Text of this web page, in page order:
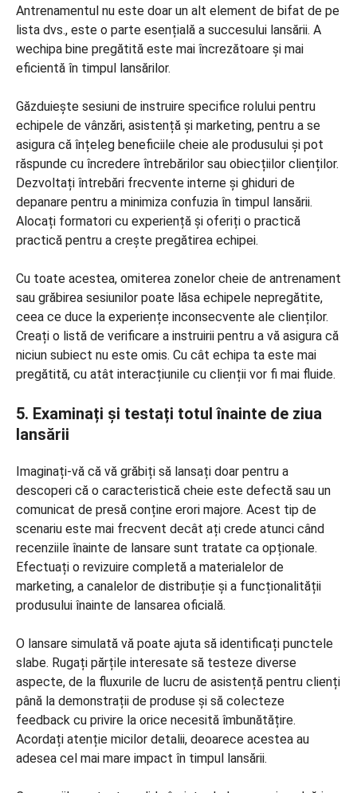
Antrenamentul nu este doar un alt element de bifat de pe
lista dvs., este o parte esențială a succesului lansării. A
wechipa bine pregătită este mai încrezătoare și mai
eficientă în timpul lansărilor.
Găzduiește sesiuni de instruire specifice rolului pentru
echipele de vânzări, asistență și marketing, pentru a se
asigura că înțeleg beneficiile cheie ale produsului și pot
răspunde cu încredere întrebărilor sau obiecțiilor clienților.
Dezvoltați întrebări frecvente interne și ghiduri de
depanare pentru a minimiza confuzia în timpul lansării.
Alocați formatori cu experiență și oferiți o practică
practică pentru a crește pregătirea echipei.
Cu toate acestea, omiterea zonelor cheie de antrenament
sau grăbirea sesiunilor poate lăsa echipele nepregătite,
ceea ce duce la experiențe inconsecvente ale clienților.
Creați o listă de verificare a instruirii pentru a vă asigura că
niciun subiect nu este omis. Cu cât echipa ta este mai
pregătită, cu atât interacțiunile cu clienții vor fi mai fluide.
5. Examinați și testați totul înainte de ziua
lansării
Imaginați-vă că vă grăbiți să lansați doar pentru a
descoperi că o caracteristică cheie este defectă sau un
comunicat de presă conține erori majore. Acest tip de
scenariu este mai frecvent decât ați crede atunci când
recenziile înainte de lansare sunt tratate ca opționale.
Efectuați o revizuire completă a materialelor de
marketing, a canalelor de distribuție și a funcționalității
produsului înainte de lansarea oficială.
O lansare simulată vă poate ajuta să identificați punctele
slabe. Rugați părțile interesate să testeze diverse
aspecte, de la fluxurile de lucru de asistență pentru clienți
până la demonstrații de produse și să colecteze
feedback cu privire la orice necesită îmbunătățire.
Acordați atenție micilor detalii, deoarece acestea au
adesea cel mai mare impact în timpul lansării.